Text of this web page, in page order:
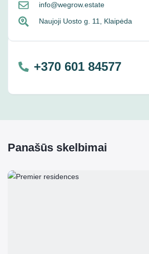
info@wegrow.estate
Naujoji Uosto g. 11, Klaipėda
+370 601 84577
Panašūs skelbimai